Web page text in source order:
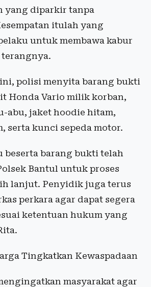
yang diparkir tanpa
itulah yang
untuk membawa kabur
terangnya.
polisi menyita barang bukti
Honda Vario milik korban,
abu, jaket hoodie hitam,
serta kunci sepeda motor.
beserta barang bukti telah
Bantul untuk proses
lanjut. Penyidik juga terus
perkara agar dapat segera
ketentuan hukum yang
Tingkatkan Kewaspadaan
masyarakat agar